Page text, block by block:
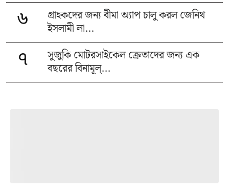
৬
গ্রাহকদের জন্য বীমা অ্যাপ চালু করল জেনিথ
ইসলামী লা...
৭
সুজুকি মোটরসাইকেল ক্রেতাদের জন্য এক
বছরের বিনামূল্...